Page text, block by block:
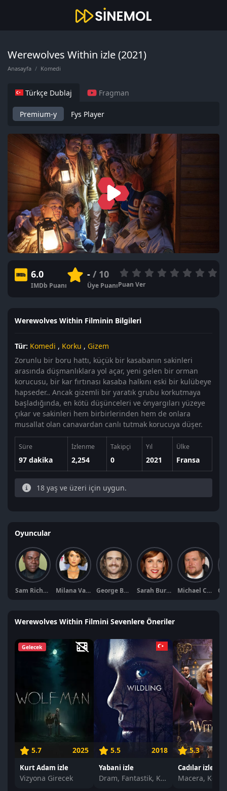
Werewolves Within izle (2021)
Anasayfa Komedi
Türkçe Dublaj Fragman
Premium-y Fys Player
6.0
IMDb Puanı
-/ 10
Üye PuanıPuan Ver
Werewolves Within Filminin Bilgileri
Tür: Komedi , Korku , Gizem
Zorunlu bir boru hattı, küçük bir kasabanın sakinleri
arasında düşmanlıklara yol açar, yeni gelen bir orman
korucusu, bir kar fırtınası kasaba halkını eski bir kulübeye
hapseder.. Ancak gizemli bir yaratık grubu korkutmaya
başladığında, en kötü düşünceleri ve önyargıları yüzeye
çıkar ve sakinleri hem birbirlerinden hem de onlara
musallat olan canavardan canlı tutmak korucuya düşer.
Süre
97 dakika
İzlenme
2,254
Takipçi
0
Yıl
2021
Ülke
Fransa
18 yaş ve üzeri için uygun.
Oyuncular
Sam Richardson Milana Vayntrub George Basil Sarah Burns Michael Chernus
Werewolves Within Filmini Sevenlere Öneriler
Gelecek
5.7 2025
Kurt Adam izle
Vizyona Girecek
5.5 2018
Yabani izle
Dram, Fantastik, Korku
5.3
Cadılar izle